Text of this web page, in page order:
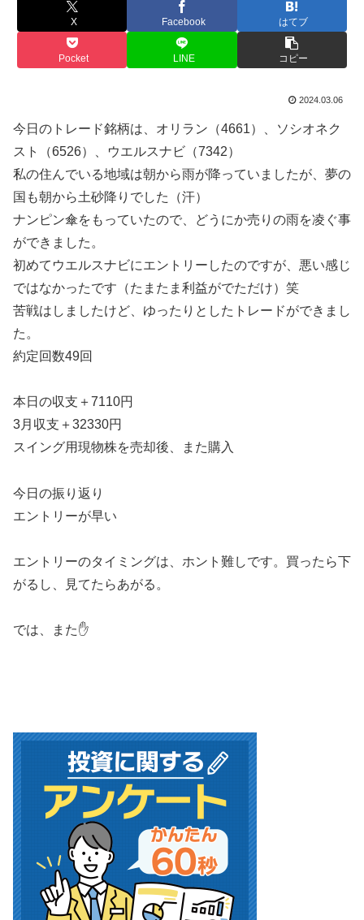
X Facebook はてブ
Pocket LINE コピー
2024.03.06
今日のトレード銘柄は、オリラン（4661）、ソシオネク
スト（6526）、ウエルスナビ（7342）
私の住んでいる地域は朝から雨が降っていましたが、夢の
国も朝から土砂降りでした（汗）
ナンピン傘をもっていたので、どうにか売りの雨を凌ぐ事
ができました。
初めてウエルスナビにエントリーしたのですが、悪い感じ
ではなかったです（たまたま利益がでただけ）笑
苦戦はしましたけど、ゆったりとしたトレードができまし
た。
約定回数49回
本日の収支＋7110円
3月収支＋32330円
スイング用現物株を売却後、また購入
今日の振り返り
エントリーが早い
エントリーのタイミングは、ホント難しです。買ったら下
がるし、見てたらあがる。
では、また✋